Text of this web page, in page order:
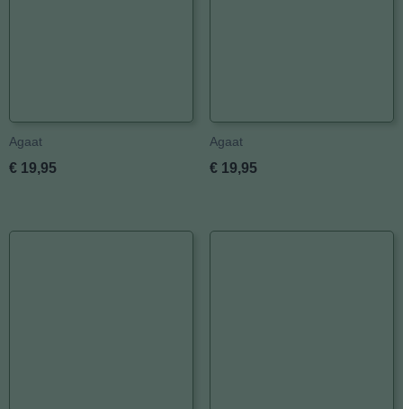
Agaat
€ 19,95
Agaat
€ 19,95